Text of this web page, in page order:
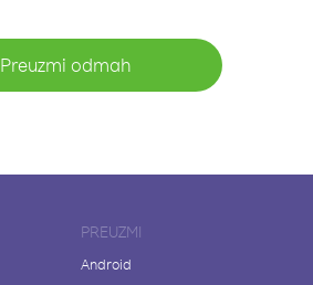
Preuzmi odmah
PREUZMI
Android